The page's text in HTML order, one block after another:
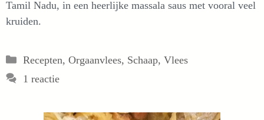
Tamil Nadu, in een heerlijke massala saus met vooral veel
kruiden.
Categorieën
Recepten, Orgaanvlees, Schaap, Vlees
1 reactie